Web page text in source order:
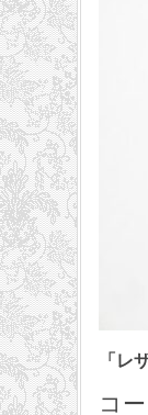
「レ
コ